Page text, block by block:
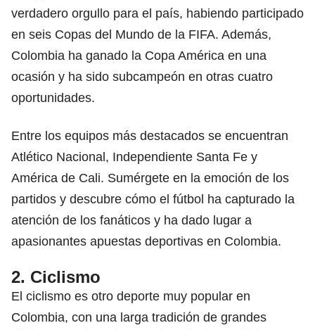
verdadero orgullo para el país, habiendo participado
en seis Copas del Mundo de la FIFA. Además,
Colombia ha ganado la Copa América en una
ocasión y ha sido subcampeón en otras cuatro
oportunidades.
Entre los equipos más destacados se encuentran
Atlético Nacional, Independiente Santa Fe y
América de Cali. Sumérgete en la emoción de los
partidos y descubre cómo el fútbol ha capturado la
atención de los fanáticos y ha dado lugar a
apasionantes apuestas deportivas en Colombia.
2. Ciclismo
El ciclismo es otro deporte muy popular en
Colombia, con una larga tradición de grandes